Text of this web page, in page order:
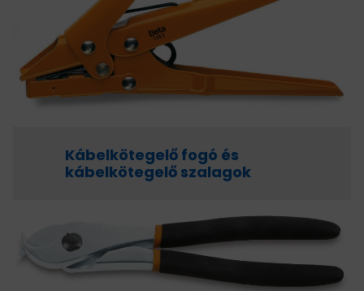
Kábelkötegelő fogó és
kábelkötegelő szalagok